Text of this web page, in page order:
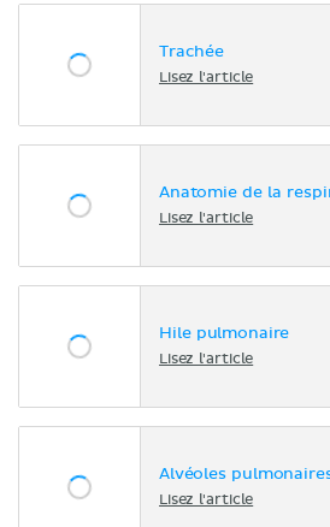
Trachée
Lisez l'article
Anatomie de la
Lisez l'article
Hile pulmonaire
Lisez l'article
Alvéoles
Lisez l'article